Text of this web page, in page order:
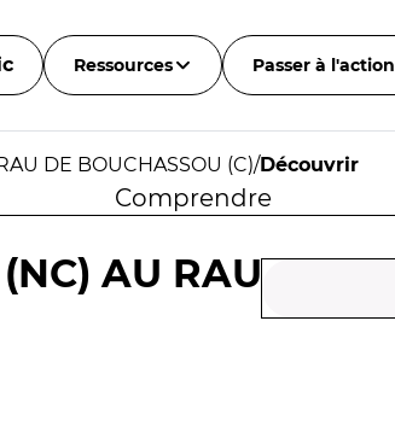
Ressources Passer à l'action
DE BOUCHASSOU (C)/Découvrir
Comprendre
AU RAU